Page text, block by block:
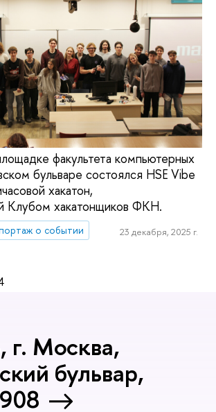
факультета компьютерных
бульваре состоялся HSE Vibe
хакатон,
Клубом хакатонщиков ФКН.
о событии 23 декабря, 2025 г.
г. Москва,
бульвар,